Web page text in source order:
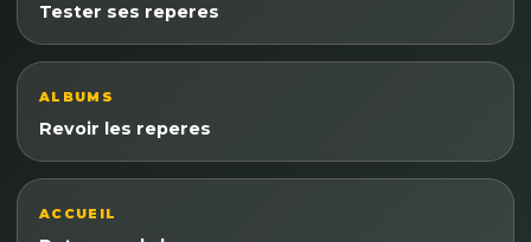
Tester ses reperes
ALBUMS
Revoir les reperes
ACCUEIL